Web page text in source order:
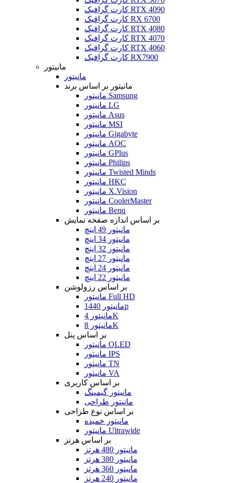
کارت گرافیک RTX 4090
کارت گرافیک RX 6700
کارت گرافیک RTX 4080
کارت گرافیک RTX 4070
کارت گرافیک RTX 4060
کارت گرافیک RX7900
مانیتور
مانیتور
مانیتور بر اساس برند
مانیتور Samsung
مانیتور LG
مانیتور Asus
مانیتور MSI
مانیتور Gigabyte
مانیتور AOC
مانیتور GPlus
مانیتور Philips
مانیتور Twisted Minds
مانیتور HKC
مانیتور X.Vision
مانیتور CoolerMaster
مانیتور Benq
بر اساس اندازه صفحه نمایش
مانیتور 49 اینچ
مانیتور 34 اینچ
مانیتور 32 اینچ
مانیتور 27 اینچ
مانیتور 24 اینچ
مانیتور 22 اینچ
بر اساس رزولوشن
مانیتور Full HD
مانیتور 1440p
مانیتور 4K
مانیتور 8K
بر اساس پنل
مانیتور OLED
مانیتور IPS
مانیتور TN
مانیتور VA
بر اساس کاربری
مانیتور گیمینگ
مانیتور طراحی
بر اساس نوع طراحی
مانیتور خمیده
مانیتور Ultrawide
بر اساس هرتز
مانیتور 480 هرتز
مانیتور 380 هرتز
مانیتور 360 هرتز
مانیتور 240 هرتز